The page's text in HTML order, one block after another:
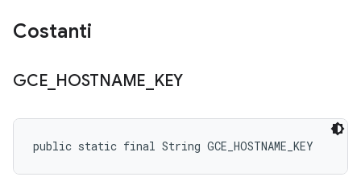
Costanti
GCE HOSTNAME KEY
public static final String GCE_HOSTNAME_KEY